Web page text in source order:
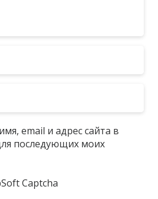
email и адрес сайта в
последующих моих
Captcha